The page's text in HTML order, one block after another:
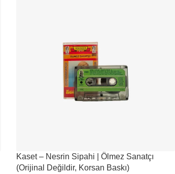
Kaset – Nesrin Sipahi | Ölmez Sanatçı
(Orijinal Değildir, Korsan Baskı)